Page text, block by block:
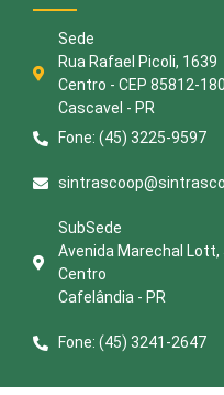
Sede
Rua Rafael Picoli, 1639
Centro - CEP 85812-180
Cascavel - PR
Fone: (45) 3225-9597
SubSede
Avenida Marechal Lott,
Centro
Cafelândia - PR
Fone: (45) 3241-2647